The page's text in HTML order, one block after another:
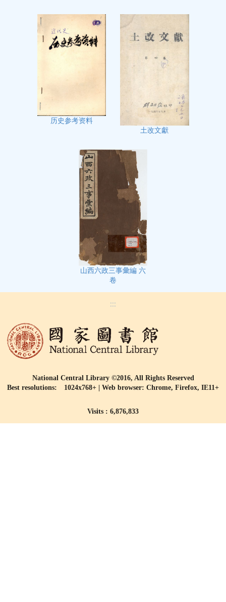
历史参考资料
土改文獻
山西六政三事彙編 六
卷
:::
National Central Library ©2016, All Rights Reserved
Best resolutions: 1024x768+ | Web browser: Chrome, Firefox, IE11+
Visits : 6,876,833